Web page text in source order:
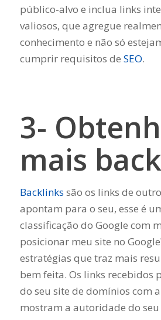
público-alvo e inclua links
valiosos, que agregue
conhecimento e não só
cumprir requisitos de SEO.
3-
mais
Backlinks são os links de
apontam para o seu, esse é
classificação do Google com
posicionar meu site no
estratégias que traz mais
bem feita. Os links recebidos
do seu site de domínios com
mostram a autoridade do